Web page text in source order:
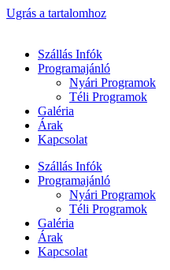
Ugrás a tartalomhoz
Szállás Infók
Programajánló
Nyári Programok
Téli Programok
Galéria
Árak
Kapcsolat
Szállás Infók
Programajánló
Nyári Programok
Téli Programok
Galéria
Árak
Kapcsolat